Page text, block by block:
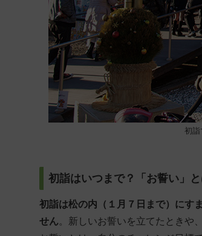
初
初詣はいつまで？「お誓い」と
初詣は松の内（１月７日まで）にす
せん。新しいお誓いを立てたときや